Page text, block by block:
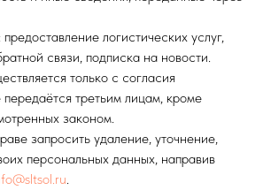
логистических услуг,
связи, подписка на новости.
только с согласия
передаётся третьим лицам, кроме
законом.
запросить удаление, уточнение,
персональных данных, направив
.